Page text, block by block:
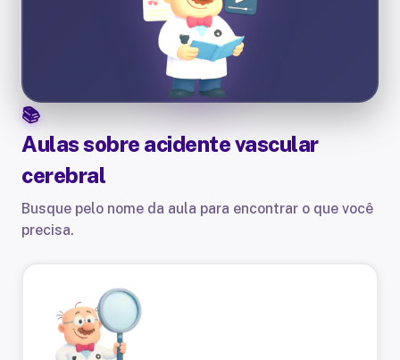
Aulas sobre acidente vascular
cerebral
Busque pelo nome da aula para encontrar o que você
precisa.